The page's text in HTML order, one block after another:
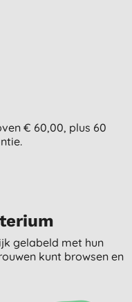
€ 60,00, plus 60
gelabeld met hun
kunt browsen en